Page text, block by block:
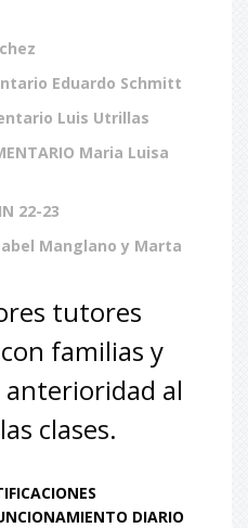
Eduardo Schmitt
Luis Utrillas
Maria Luisa
22-23
Manglano y Marta
tutores
familias y
al
clases.
DIARIO